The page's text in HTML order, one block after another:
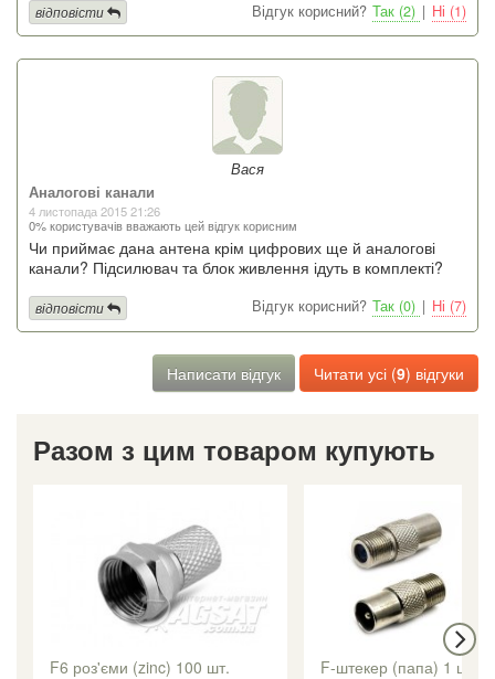
Відгук корисний? Так (2) | Ні (1)
відповісти
Вася
Аналогові канали
4 листопада 2015 21:26
0% користувачів вважають цей відгук корисним
Чи приймає дана антена крім цифрових ще й аналогові
канали? Підсилювач та блок живлення ідуть в комплекті?
Відгук корисний? Так (0) | Ні (7)
відповісти
Написати відгук Читати усі (9) відгуки
Разом з цим товаром купують
F6 роз'єми (zinc) 100 шт. F-штекер (папа) 1 шт.